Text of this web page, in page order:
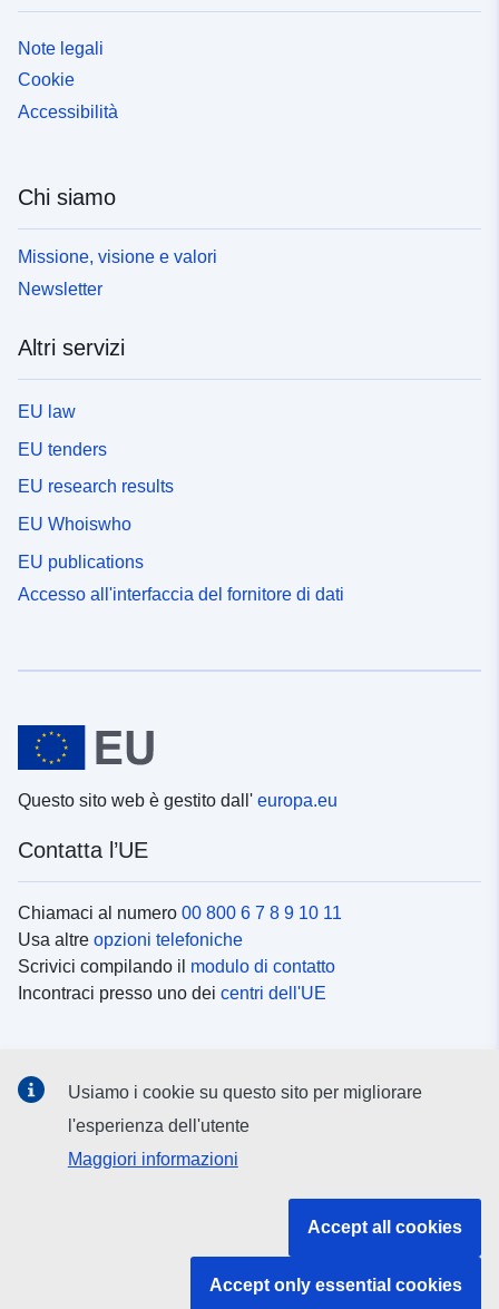
Note legali
Cookie
Accessibilità
Chi siamo
Missione, visione e valori
Newsletter
Altri servizi
EU law
EU tenders
EU research results
EU Whoiswho
EU publications
Accesso all'interfaccia del fornitore di dati
Questo sito web è gestito dall' europa.eu
Contatta l’UE
Chiamaci al numero 00 800 6 7 8 9 10 11
Usa altre opzioni telefoniche
Scrivici compilando il modulo di contatto
Incontraci presso uno dei centri dell'UE
Cerca icanali social
Usiamo i cookie su questo sito per migliorare
l'esperienza dell'utente
Maggiori informazioni
Accept all cookies
Accept only essential cookies